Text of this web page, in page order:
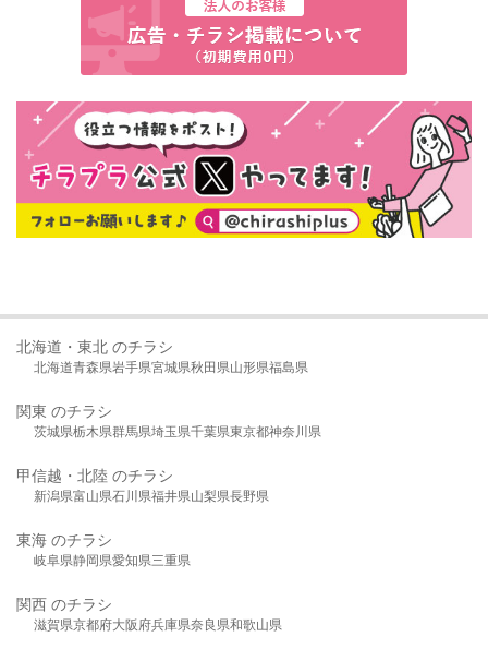
北海道・東北 のチラシ
北海道青森県岩手県宮城県秋田県山形県福島県
関東 のチラシ
茨城県栃木県群馬県埼玉県千葉県東京都神奈川県
甲信越・北陸 のチラシ
新潟県富山県石川県福井県山梨県長野県
東海 のチラシ
岐阜県静岡県愛知県三重県
関西 のチラシ
滋賀県京都府大阪府兵庫県奈良県和歌山県